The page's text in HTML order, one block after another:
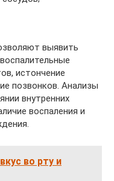
выявить
истончение
позвонков. Анализы
внутренних
воспаления и
во рту и